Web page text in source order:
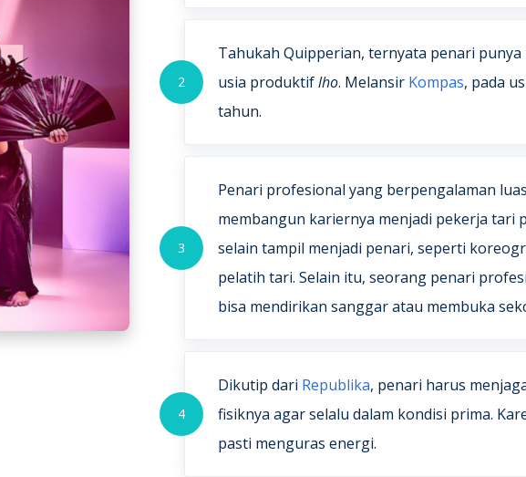
2
Tahukah Quipperian, ternyata penari punya
usia produktiflho. Melansir Kompas, pada
tahun.
3
Penari profesional yang berpengalaman
membangun kariernya menjadi pekerja tari
selain tampil menjadi penari, seperti
pelatih tari. Selain itu, seorang penari
bisa mendirikan sanggar atau membuka
4
Dikutip dari Republika, penari harus
fisiknya agar selalu dalam kondisi prima.
pasti menguras energi.